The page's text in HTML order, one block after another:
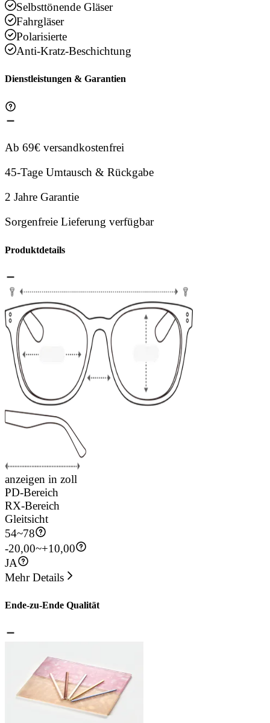
Selbsttönende Gläser
Fahrgläser
Polarisierte
Anti-Kratz-Beschichtung
Dienstleistungen & Garantien
Ab 69€ versandkostenfrei
45-Tage Umtausch & Rückgabe
2 Jahre Garantie
Sorgenfreie Lieferung verfügbar
Produktdetails
anzeigen in zoll
PD-Bereich
RX-Bereich
Gleitsicht
54~78
-20,00~+10,00
JA
Mehr Details
Ende-zu-Ende Qualität